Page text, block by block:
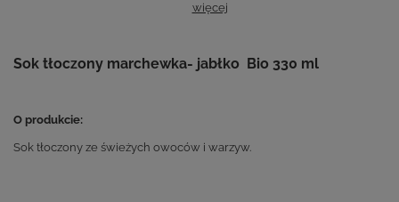
więcej
Sok tłoczony marchewka- jabłko Bio 330 ml
O produkcie:
Sok tłoczony ze świeżych owoców i warzyw.